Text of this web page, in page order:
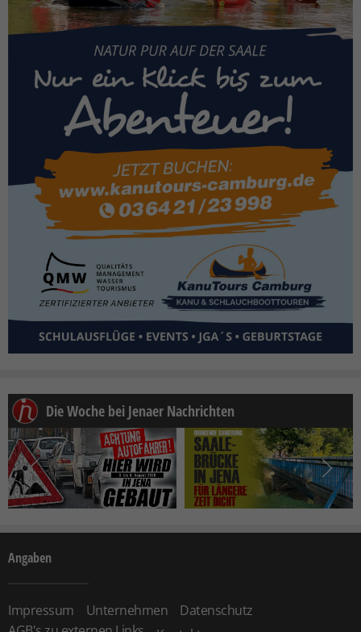
Die Woche bei Jenaer Nachrichten
Angaben
Impressum Unternehmen
Datenschutz